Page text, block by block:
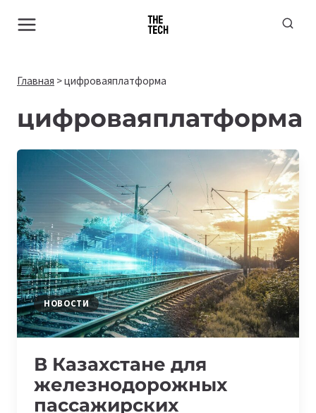
Главная >цифроваяплатформа
цифроваяплатформа
НОВОСТИ
В Казахстане для
железнодорожных
пассажирских